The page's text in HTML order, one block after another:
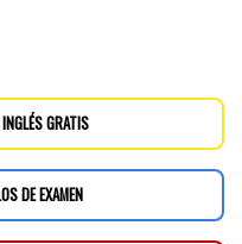
GRATIS
DE EXAMEN